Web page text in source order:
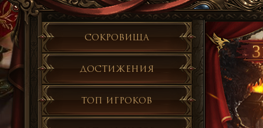
Сокровища
Достижения
Топ игроков